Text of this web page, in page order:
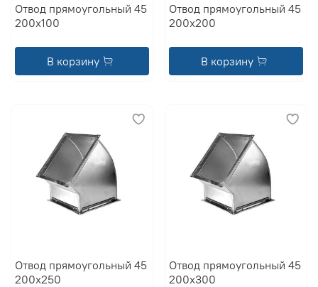
Отвод прямоугольный 45
200x100
В корзину
Отвод прямоугольный 45
200x200
В корзину
Отвод прямоугольный 45
200x250
Отвод прямоугольный 45
200x300